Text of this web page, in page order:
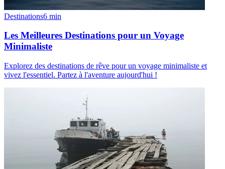
Destinations6 min
Les Meilleures Destinations pour un Voyage
Minimaliste
Explorez des destinations de rêve pour un voyage minimaliste et
vivez l'essentiel. Partez à l'aventure aujourd'hui !